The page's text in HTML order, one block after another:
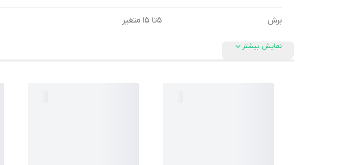
برش 5تا 15 متغیر
نمایش بیشتر